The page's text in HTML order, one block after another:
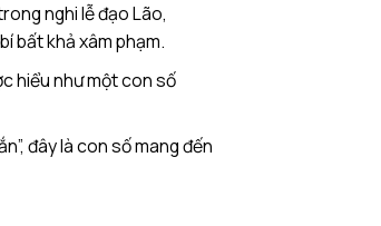
nghi lễ đạo Lão,
bất khả xâm phạm.
hiểu như một con số
đây là con số mang đến